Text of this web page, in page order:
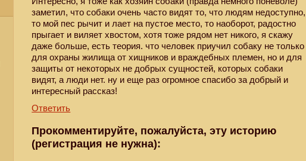
заметил, что собаки очень часто видят то, что людям недоступно,
то мой пес рычит и лает на пустое место, то наоборот, радостно
прыгает и виляет хвостом, хотя тоже рядом нет никого, я скажу
даже больше, есть теория. что человек приучил собаку не только
для охраны жилища от хищников и враждебных племен, но и для
защиты от некоторых не добрых сущностей, которых собаки
видят, а люди нет. ну и еще раз огромное спасибо за добрый и
интересный рассказ!
Ответить
Прокомментируйте, пожалуйста, эту историю
(регистрация не нужна):